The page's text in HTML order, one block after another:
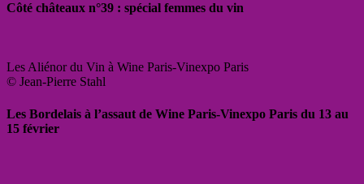
Côté châteaux n°39 : spécial femmes du vin
Les Aliénor du Vin à Wine Paris-Vinexpo Paris
© Jean-Pierre Stahl
Les Bordelais à l’assaut de Wine Paris-Vinexpo Paris du 13 au
15 février